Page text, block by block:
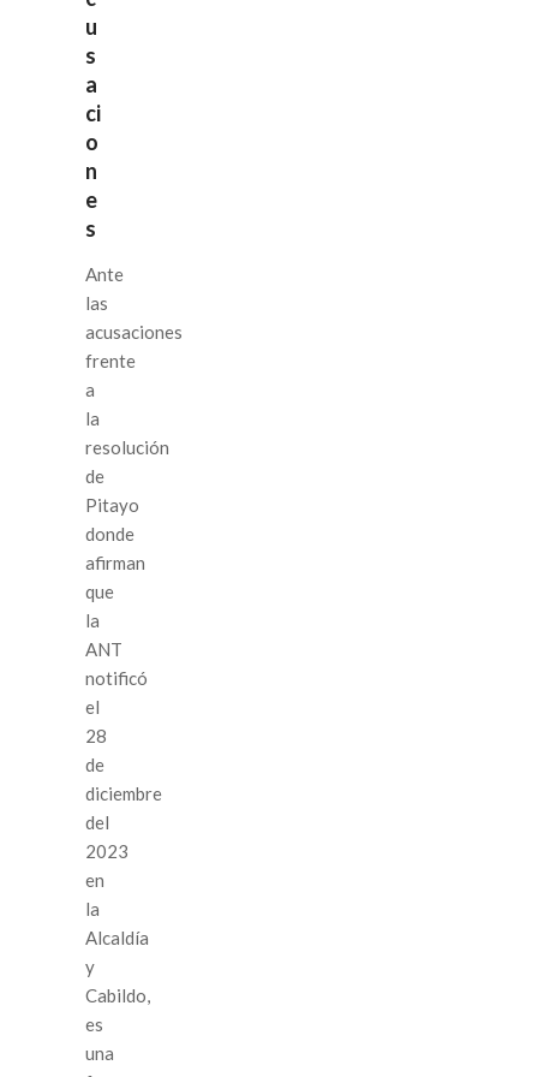
u
s
a
ci
o
n
e
s
Ante
las
acusaciones
frente
a
la
resolución
de
Pitayo
donde
afirman
que
la
ANT
notificó
el
28
de
diciembre
del
2023
en
la
Alcaldía
y
Cabildo,
es
una